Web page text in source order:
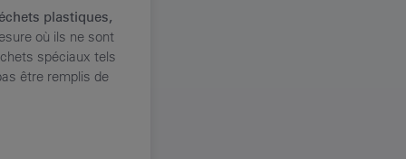
plastiques,
où ils ne sont
spéciaux tels
être remplis de